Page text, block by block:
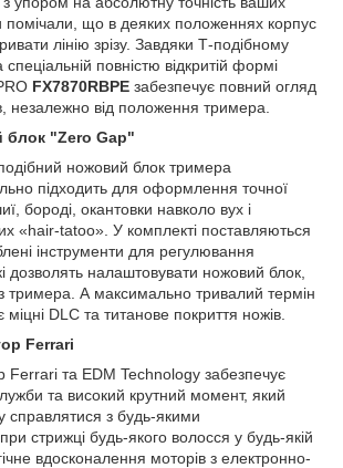
помічали, що в деяких положеннях корпус
лінію зрізу. Завдяки Т-подібному
повністю відкритій формі
FX7870RBPE забезпечує повний огляд
незалежно від положення тримера.
"Zero Gap"
ножовий блок тримера
підходить для оформлення точної
бороді, окантовки навколо вух і
«hair-tatoo». У комплекті поставляються
інструменти для регулювання
дозволять налаштовувати ножовий блок,
тримера. А максимально тривалий термін
DLC та титанове покриття ножів.
Ferrari
Ferrari та EDM Technology забезпечує
та високий крутний момент, який
справлятися з будь-якими
стрижці будь-якого волосся у будь-якій
вдосконалення моторів з електронно-